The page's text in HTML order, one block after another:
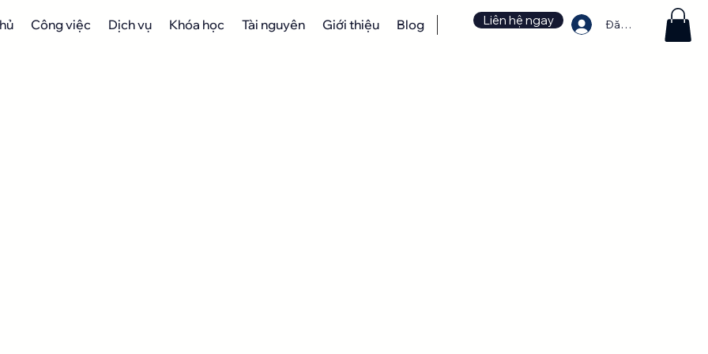
Công việc Dịch vụ Khóa học Tài nguyên Giới thiệu Blog Liên hệ ngay Đăng nhập